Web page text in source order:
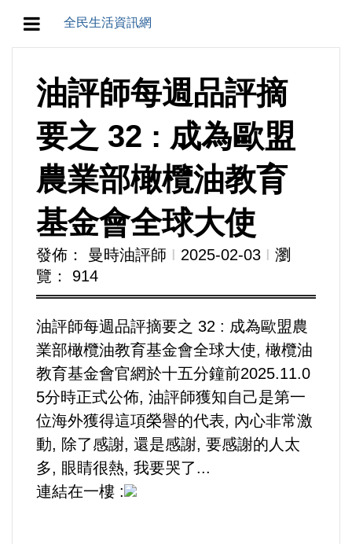
全民生活資訊網
教育/五育/五創
人生/生存/生活
產業/經濟
政治/政黨
農業/技術/肥飼料/農藥/產銷
食品/衛生/醫療/照護
運動/體育/休閒/育樂
兩岸/大陸
寵物/動保
油評師每週品評摘
要之 32 : 成為歐盟
農業部橄欖油教育
基金會全球大使
發佈： 曼時油評師 Ι 2025-02-03 Ι 瀏
覽： 914
油評師每週品評摘要之 32 : 成為歐盟農
業部橄欖油教育基金會全球大使, 橄欖油
教育基金會官網於十五分鐘前2025.11.0
5分時正式公佈, 油評師獲知自己是第一
位海外獲得這項榮譽的代表, 內心非常激
動, 除了感謝, 還是感謝, 要感謝的人太
多, 眼睛很熱, 我要哭了...
連結在一樓 :​​​​​​